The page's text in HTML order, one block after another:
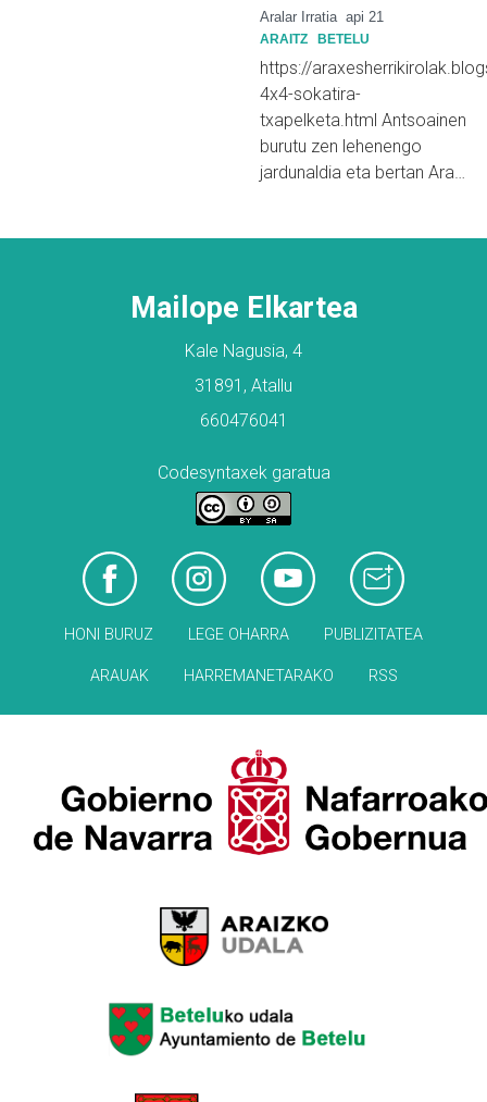
Aralar Irratia api 21
ARAITZ BETELU
https://
4x4-sokatira-
txapelketa.html Antsoainen
burutu zen lehenengo
jardunaldia eta bertan Ara…
Mailope Elkartea
Kale Nagusia, 4
31891, Atallu
660476041
Codesyntaxek garatua
HONI BURUZ LEGE OHARRA PUBLIZITATEA
ARAUAK HARREMANETARAKO RSS